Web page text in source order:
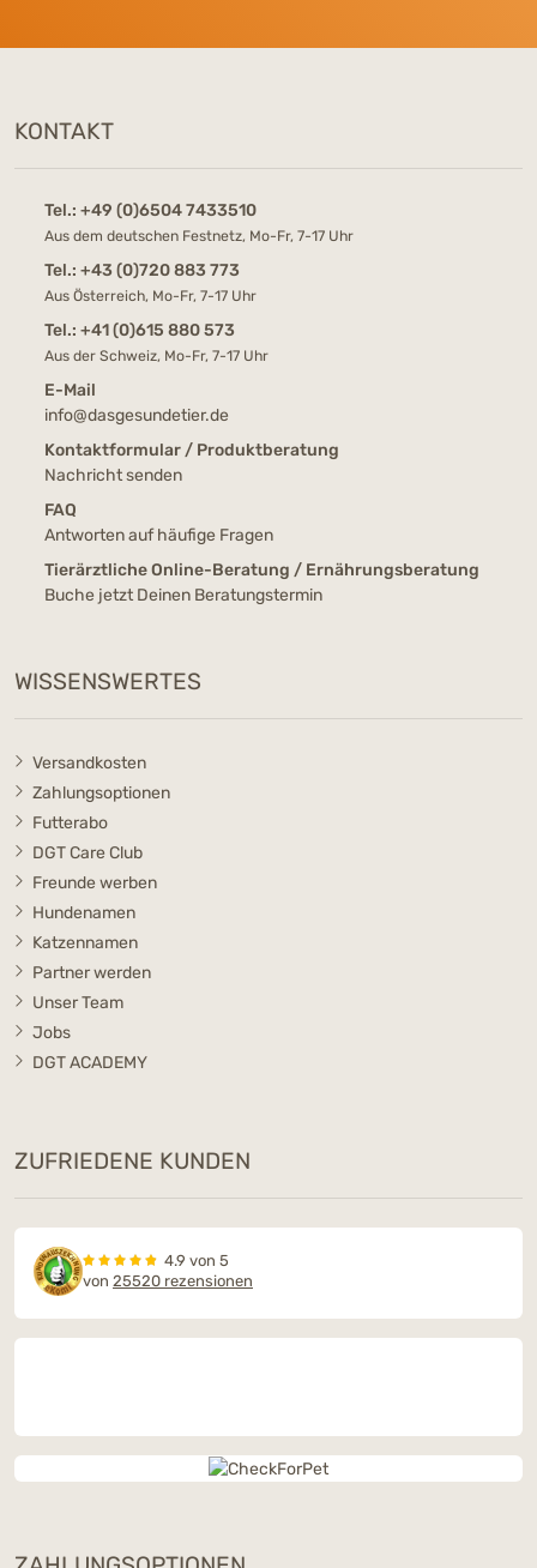
KONTAKT
Tel.: +49 (0)6504 7433510
Aus dem deutschen Festnetz, Mo-Fr, 7-17 Uhr
Tel.: +43 (0)720 883 773
Aus Österreich, Mo-Fr, 7-17 Uhr
Tel.: +41 (0)615 880 573
Aus der Schweiz, Mo-Fr, 7-17 Uhr
E-Mail
info@dasgesundetier.de
Kontaktformular / Produktberatung
Nachricht senden
FAQ
Antworten auf häufige Fragen
Tierärztliche Online-Beratung / Ernährungsberatung
Buche jetzt Deinen Beratungstermin
WISSENSWERTES
Versandkosten
Zahlungsoptionen
Futterabo
DGT Care Club
Freunde werben
Hundenamen
Katzennamen
Partner werden
Unser Team
Jobs
DGT ACADEMY
ZUFRIEDENE KUNDEN
4.9 von 5
von 25520 rezensionen